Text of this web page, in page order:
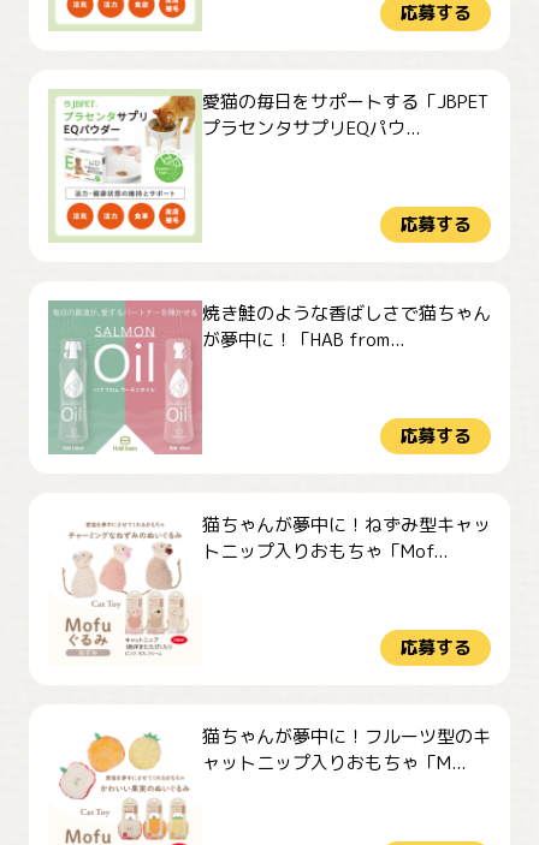
応募する
愛猫の毎日をサポートする「JBPET
プラセンタサプリEQパウ...
応募する
焼き鮭のような香ばしさで猫ちゃん
が夢中に！「HAB from...
応募する
猫ちゃんが夢中に！ねずみ型キャッ
トニップ入りおもちゃ「Mof...
応募する
猫ちゃんが夢中に！フルーツ型のキ
ャットニップ入りおもちゃ「M...